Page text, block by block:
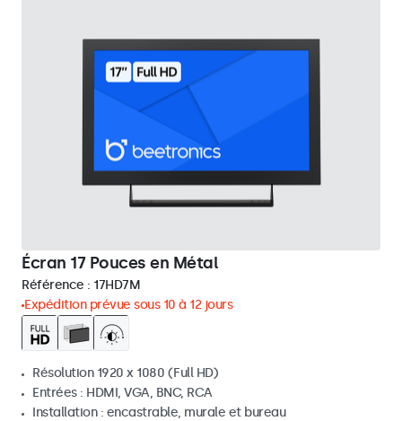
Écran 17 Pouces en Métal
Référence : 17HD7M
Expédition prévue sous 10 à 12 jours
Résolution 1920 x 1080 (Full HD)
Entrées : HDMI, VGA, BNC, RCA
Installation : encastrable, murale et bureau